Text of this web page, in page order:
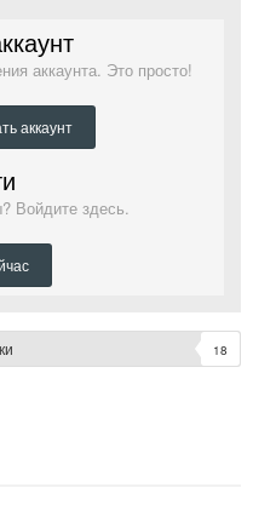
аккаунта. Это просто!
аккаунт
Войдите здесь.
18